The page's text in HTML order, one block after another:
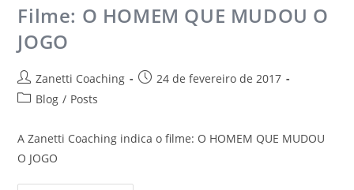
Filme: O HOMEM QUE MUDOU O
JOGO
Zanetti Coaching
24 de fevereiro de 2017
Blog / Posts
A Zanetti Coaching indica o filme: O HOMEM QUE MUDOU
O JOGO